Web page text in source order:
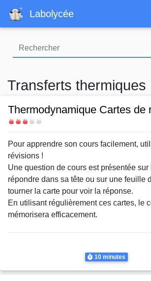
contenu
Labolycée
Transferts thermiques
Thermodynamique Cartes de
Difficulté
Body
Pour apprendre son cours facilement,
révisions !
Une question de cours est présentée sur
répondre dans sa tête ou sur une feuille
tourner la carte pour voir la réponse.
En utilisant régulièrement ces cartes, le
mémorisera efficacement.
Durée
10 minutes